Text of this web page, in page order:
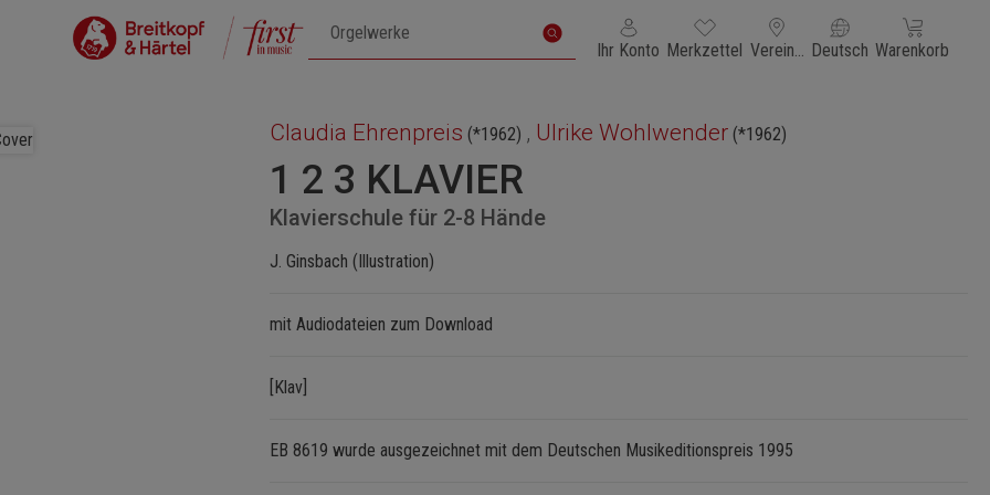
Ihr Konto Du hast 0 Produkte auf dem Merkzettel
Merkzettel Vereinigte Staaten von Amerika
Deutsch Warenkorb
Warenkorb
Claudia Ehrenpreis (*1962) , Ulrike Wohlwender (*1962)
1 2 3 KLAVIER
Klavierschule für 2-8 Hände
J. Ginsbach (Illustration)
mit Audiodateien zum Download
[Klav]
EB 8619 wurde ausgezeichnet mit dem Deutschen Musikeditionspreis 1995